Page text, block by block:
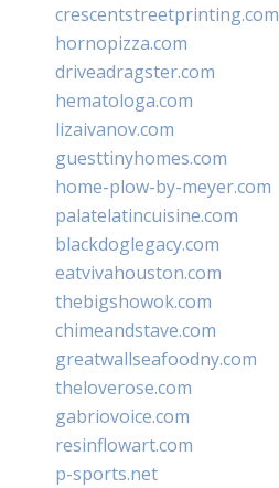
crescentstreetprinting.com
hornopizza.com
driveadragster.com
hematologa.com
lizaivanov.com
guesttinyhomes.com
home-plow-by-meyer.com
palatelatincuisine.com
blackdoglegacy.com
eatvivahouston.com
thebigshowok.com
chimeandstave.com
greatwallseafoodny.com
theloverose.com
gabriovoice.com
resinflowart.com
p-sports.net